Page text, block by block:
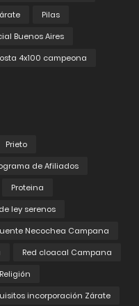
Pilas
Buenos Aires
4x100 campeona
Prieto
de Afiliados
Proteina
ley serenos
Necochea Campana
Red cloacal Campana
Religión
incorporación Zárate